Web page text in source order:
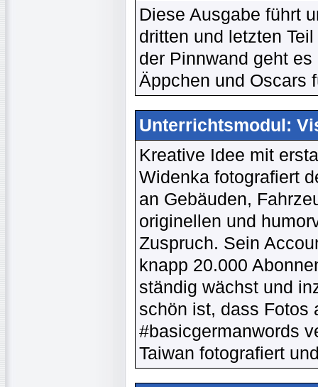
Diese Ausgabe führt
dritten und letzten
der Pinnwand geht
Äppchen und Oscars
Unterrichtsmodul:
Kreative Idee mit
Widenka fotografiert
an Gebäuden,
originellen und
Zuspruch. Sein
knapp 20.000
ständig wächst und
schön ist, dass Fotos
#basicgermanwords
Taiwan fotografiert